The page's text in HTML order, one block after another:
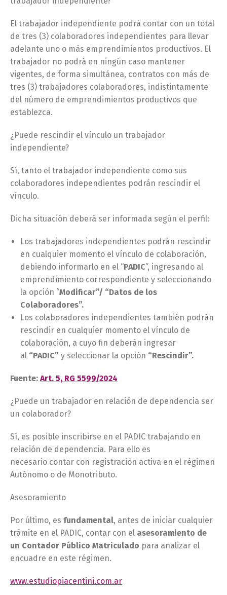
El trabajador independiente podrá contar con un total
de tres (3) colaboradores independientes para llevar
adelante uno o más emprendimientos productivos. El
trabajador no podrá en ningún caso mantener
vigentes, de forma simultánea, contratos con más de
tres (3) trabajadores colaboradores, indistintamente
del número de emprendimientos productivos que
establezca.
¿Puede rescindir el vínculo un trabajador
independiente?
Sí, tanto el trabajador independiente como sus
colaboradores independientes podrán rescindir el
vínculo.
Dicha situación deberá ser informada según el perfil:
Los trabajadores independientes podrán rescindir
en cualquier momento el vínculo de colaboración,
debiendo informarlo en el “PADIC”, ingresando al
emprendimiento correspondiente y seleccionando
la opción “Modificar”/ “Datos de los
Colaboradores”.
Los colaboradores independientes también podrán
rescindir en cualquier momento el vínculo de
colaboración, a cuyo fin deberán ingresar
al “PADIC” y seleccionar la opción “Rescindir”.
Fuente: Art. 5, RG 5599/2024
¿Puede un trabajador en relación de dependencia ser
un colaborador?
Sí, es posible inscribirse en el PADIC trabajando en
relación de dependencia. Para ello es
necesario contar con registración activa en el régimen
Autónomo o de Monotributo.
Asesoramiento
Por último, es fundamental, antes de iniciar cualquier
trámite en el PADIC, contar con el asesoramiento de
un Contador Público Matriculado para analizar el
encuadre en este régimen.
www.estudiopiacentini.com.ar